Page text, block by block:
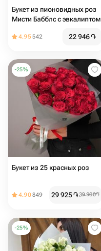
Букет из пионовидных роз
Мисти Бабблс с эвкалиптом
4.95542 22 946֏
-25%
Букет из 25 красных роз
4.90849 29 925֏39 900֏
-25%